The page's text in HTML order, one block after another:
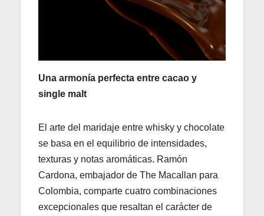
Una armonía perfecta entre cacao y
single malt
El arte del maridaje entre whisky y chocolate
se basa en el equilibrio de intensidades,
texturas y notas aromáticas. Ramón
Cardona, embajador de The Macallan para
Colombia, comparte cuatro combinaciones
excepcionales que resaltan el carácter de